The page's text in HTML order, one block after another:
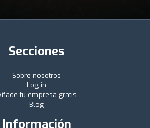
Secciones
Sobre nosotros
Log in
tu empresa gratis
Blog
Información